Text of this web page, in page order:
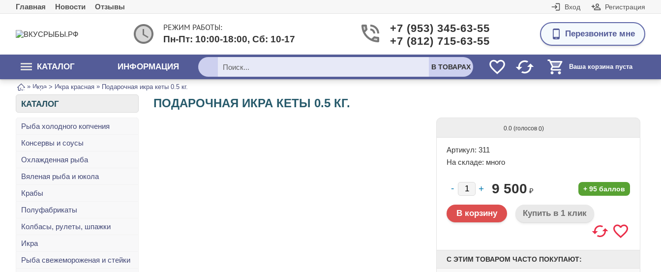
Главная Новости Отзывы Вход Регистрация
РЕЖИМ РАБОТЫ:
Пн-Пт: 10:00-18:00, Сб: 10-17
+7 (953) 345-63-55
+7 (812) 715-63-55
Перезвоните мне
КАТАЛОГ
ТОВАРОВ
ИНФОРМАЦИЯ Ваша корзина пуста
В ТОВАРАХ
» Икра > Икра красная » Подарочная икра кеты 0.5 кг.
КАТАЛОГ
Рыба холодного копчения
Консервы и соусы
Охлажденная рыба
Вяленая рыба и юкола
Крабы
Полуфабрикаты
Колбасы, рулеты, шпажки
Икра
Рыба свежемороженая и стейки
ПОДАРОЧНАЯ ИКРА КЕТЫ 0.5 КГ.
0.0 (голосов 0)
Артикул: 311
На складе: много
9 500 ₽ + 95 баллов
Купить в 1 клик
С ЭТИМ ТОВАРОМ ЧАСТО ПОКУПАЮТ: